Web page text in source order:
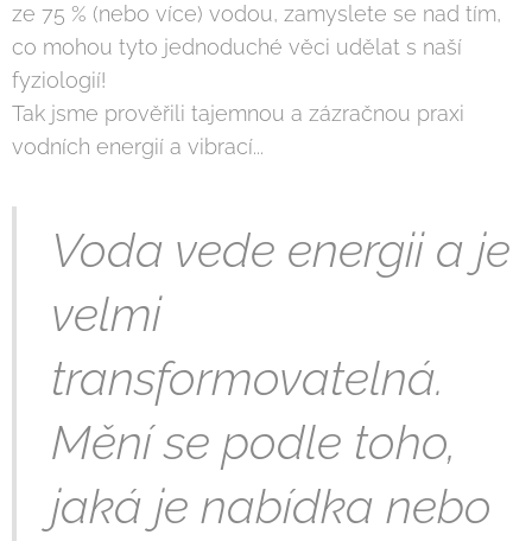
ze 75 % (nebo více) vodou, zamyslete se nad tím,
co mohou tyto jednoduché věci udělat s naší
fyziologií!
Tak jsme prověřili tajemnou a zázračnou praxi
vodních energií a vibrací...
Voda vede energii a je
velmi
transformovatelná.
Mění se podle toho,
jaká je nabídka nebo